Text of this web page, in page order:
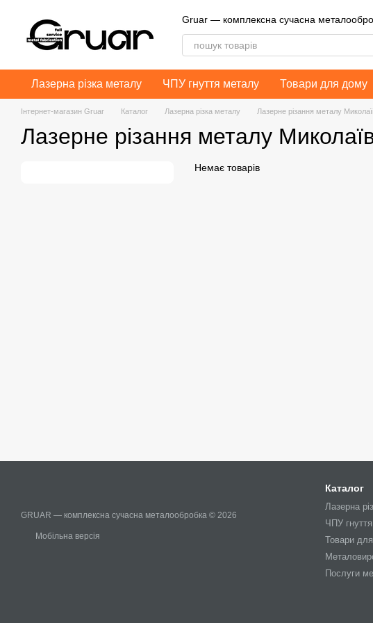
Gruar — комплексна сучасна
Лазерна різка металу ЧПУ гнуття металу Товари для дому
Інтернет-магазин Gruar Каталог Лазерна різка металу Лазерне різання металу
Лазерне різання металу
Немає товарів
GRUAR — комплексна сучасна металообробка © 2026
Мобільна версія
Каталог
Лазерна
ЧПУ
Товари
Послуги